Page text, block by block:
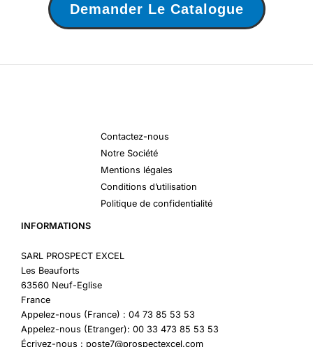
Demander Le Catalogue
Contactez-nous
Notre Société
Mentions légales
Conditions d’utilisation
Politique de confidentialité
INFORMATIONS
SARL PROSPECT EXCEL
Les Beauforts
63560 Neuf-Eglise
France
Appelez-nous (France) : 04 73 85 53 53
Appelez-nous (Etranger): 00 33 473 85 53 53
Écrivez-nous : poste7@prospectexcel.com